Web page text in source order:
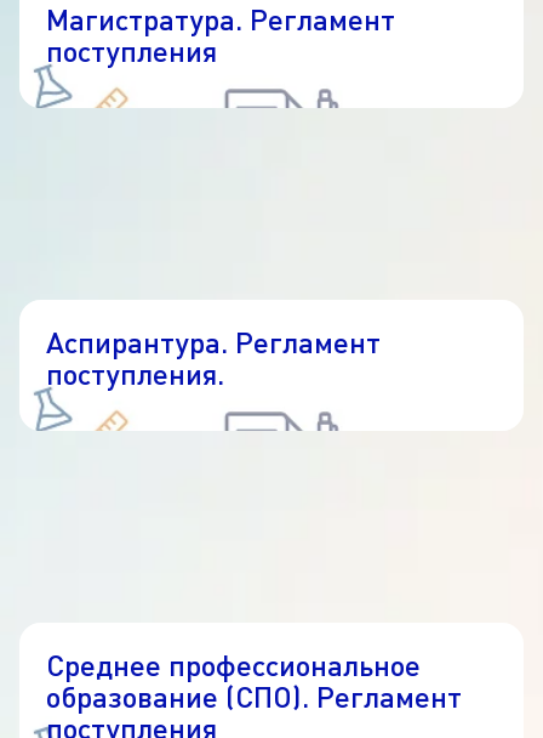
Магистратура. Регламент
поступления
Аспирантура. Регламент
поступления.
Среднее профессиональное
образование (СПО). Регламент
поступления